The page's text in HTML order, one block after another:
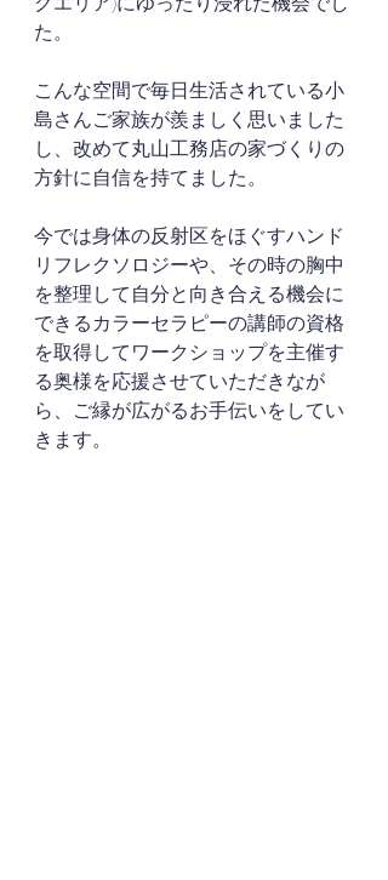
た。
こんな空間で毎日生活されている小
島さんご家族が羨ましく思いました
し、改めて丸山工務店の家づくりの
方針に自信を持てました。
今では身体の反射区をほぐすハンド
リフレクソロジーや、その時の胸中
を整理して自分と向き合える機会に
できるカラーセラピーの講師の資格
を取得してワークショップを主催す
る奥様を応援させていただきなが
ら、ご縁が広がるお手伝いをしてい
きます。